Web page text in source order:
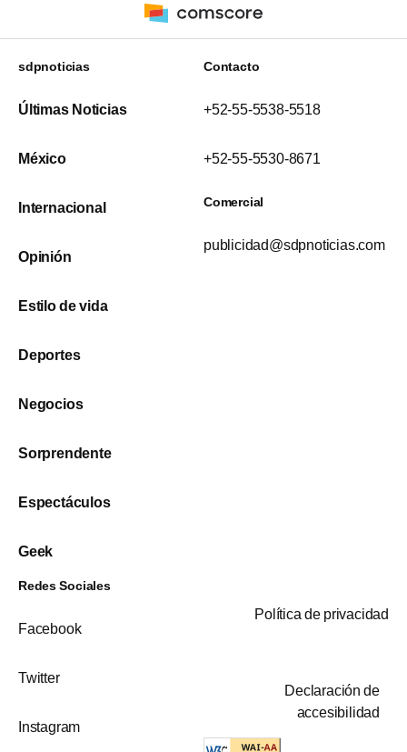
sdpnoticias
Últimas Noticias
México
Internacional
Opinión
Estilo de vida
Deportes
Negocios
Sorprendente
Espectáculos
Geek
Contacto
+52-55-5538-5518
+52-55-5530-8671
Comercial
publicidad@sdpnoticias.com
Redes Sociales
Facebook
Twitter
Instagram
Política de privacidad
Declaración de
accesibilidad